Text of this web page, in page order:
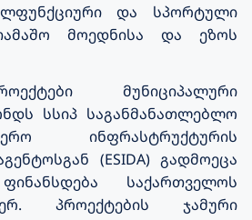
და სპორტული
მოედნისა და ეზოს
მუნიციპალური
სსიპ საგანმანათლებლო
ინფრასტრუქტურის
(ESIDA) გადმოეცა
საქართველოს
პროექტების ჯამური